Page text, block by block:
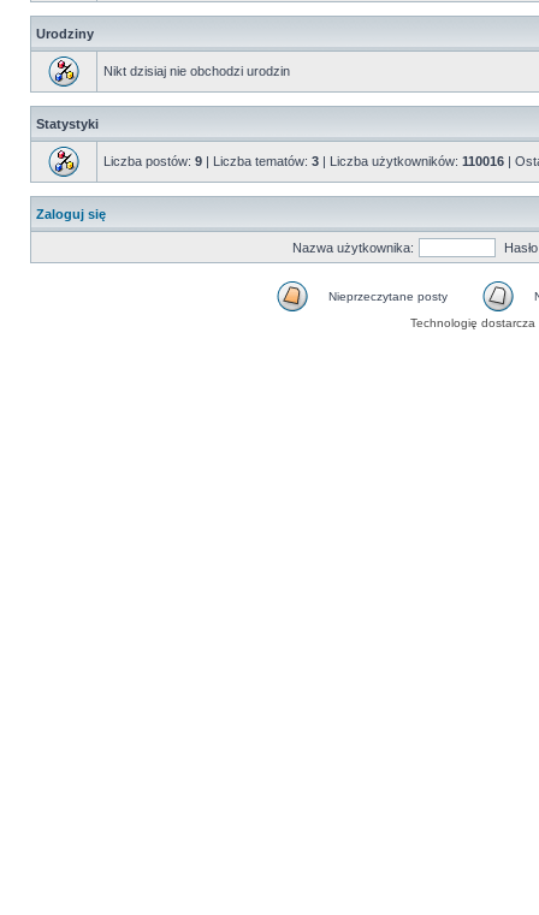
Urodziny
Nikt dzisiaj nie obchodzi urodzin
Statystyki
Liczba postów: 9 | Liczba tematów: 3 | Liczba użytkowników: 110016 |
Zaloguj się
Nazwa użytkownika:
Nieprzeczytane posty
Technologię dostarcza